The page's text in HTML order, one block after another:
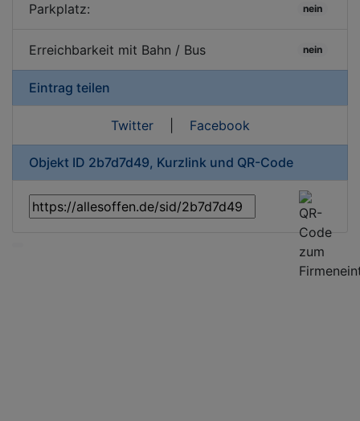
Parkplatz: nein
Erreichbarkeit mit Bahn / Bus nein
Eintrag teilen
Twitter| Facebook
Objekt ID 2b7d7d49, Kurzlink und QR-Code